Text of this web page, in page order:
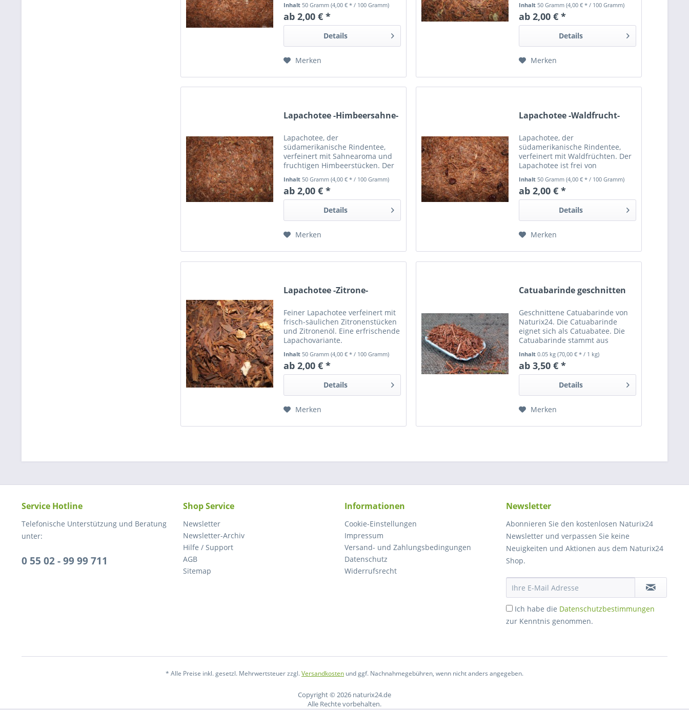
mindestens 24 Monate haltbar.
Inhalt 50 Gramm(4,00 € * / 100 Gramm)
ab 2,00 € *
Details
Merken
mindestens 24 Monate haltbar.
Inhalt 50 Gramm(4,00 € * / 100 Gramm)
ab 2,00 € *
Details
Merken
Lapachotee -Himbeersahne-
Lapachotee, der
südamerikanische Rindentee,
verfeinert mit Sahnearoma und
fruchtigen Himbeerstücken. Der
Schadstoffen und mindestens 24
Monate haltbar.
Inhalt50 Gramm(4,00 € * / 100 Gramm)
ab 2,00 € *
Details
Merken
Lapachotee -Waldfrucht-
Lapachotee, der
südamerikanische Rindentee,
verfeinert mit Waldfrüchten. Der
Lapachotee ist frei von
Monate haltbar.
Inhalt50 Gramm(4,00 € * / 100 Gramm)
ab 2,00 € *
Details
Merken
Lapachotee -Zitrone-
Feiner Lapachotee verfeinert mit
frisch-säulichen Zitronenstücken
und Zitronenöl. Eine erfrischende
Lapachovariante.
Inhalt 50 Gramm(4,00 € * / 100 Gramm)
ab 2,00 € *
Details
Merken
Catuabarinde geschnitten
Geschnittene Catuabarinde von
Naturix24. Die Catuabarinde
eignet sich als Catuabatee. Die
Catuabarinde stammt aus
ist mindestens 24 Monate
haltbar. Die Catuabarinde ist
rückstandskontrolliert auf...
Inhalt0.05 kg(70,00 € * / 1 kg)
ab 3,50 € *
Details
Merken
Service Hotline
Telefonische Unterstützung und Beratung
unter:
0 55 02 - 99 99 711
Shop Service
Newsletter
Newsletter-Archiv
Hilfe / Support
AGB
Sitemap
Informationen
Cookie-Einstellungen
Impressum
Versand- und Zahlungsbedingungen
Datenschutz
Widerrufsrecht
Newsletter
Abonnieren Sie den kostenlosen Naturix24
Newsletter und verpassen Sie keine
Neuigkeiten und Aktionen aus dem Naturix24
Shop.
Ich habe die Datenschutzbestimmungen
zur Kenntnis genommen.
* Alle Preise inkl. gesetzl. Mehrwertsteuer zzgl.Versandkosten und ggf. Nachnahmegebühren, wenn nicht anders angegeben.
Copyright © 2026 naturix24.de
Alle Rechte vorbehalten.